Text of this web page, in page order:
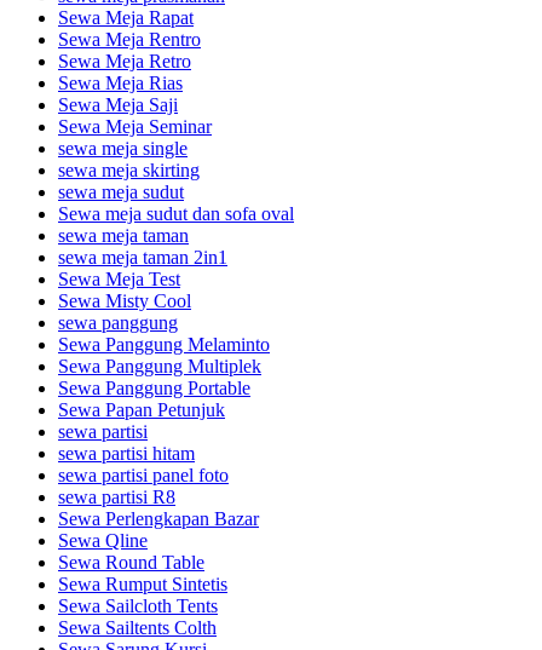
Sewa Meja Rapat
Sewa Meja Rentro
Sewa Meja Retro
Sewa Meja Rias
Sewa Meja Saji
Sewa Meja Seminar
sewa meja single
sewa meja skirting
sewa meja sudut
Sewa meja sudut dan sofa oval
sewa meja taman
sewa meja taman 2in1
Sewa Meja Test
Sewa Misty Cool
sewa panggung
Sewa Panggung Melaminto
Sewa Panggung Multiplek
Sewa Panggung Portable
Sewa Papan Petunjuk
sewa partisi
sewa partisi hitam
sewa partisi panel foto
sewa partisi R8
Sewa Perlengkapan Bazar
Sewa Qline
Sewa Round Table
Sewa Rumput Sintetis
Sewa Sailcloth Tents
Sewa Sailtents Colth